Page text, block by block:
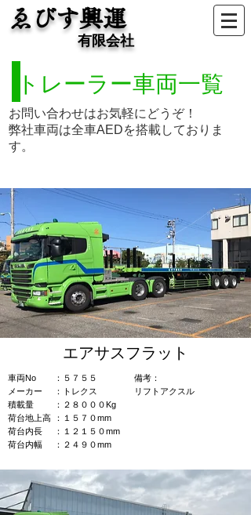
ゑびす興運
有限会社
トレーラー車両一覧
お問い合わせはお気軽にどうぞ！
弊社車両は全車AEDを搭載しておりま
す。
エアサスフラット
：５７５５
​：トレクス
：２８０００Kg
：１５７０mm
：１２１５０mm
：２４９０mm
​備考：​
​​リフトアクスル
車両No
​メーカー
積載量
荷台地上高
荷台内長
荷台内幅